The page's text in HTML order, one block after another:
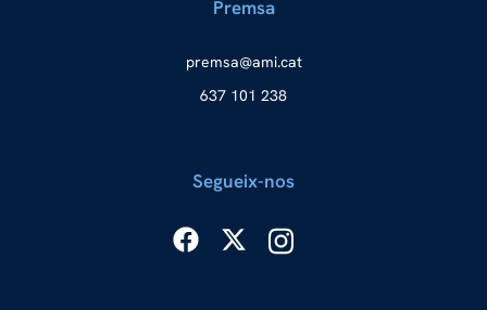
Premsa
tac.i
ma@as
merp
637 101 238
Segueix-nos